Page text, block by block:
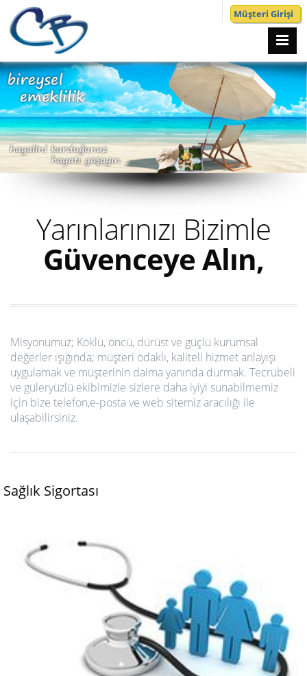
Müşteri Girişi
Yarınlarınızı Bizimle
Güvenceye Alın,
Misyonumuz; Köklü, öncü, dürüst ve güçlü kurumsal
değerler ışığında; müşteri odaklı, kaliteli hizmet anlayışı
uygulamak ve müşterinin daima yanında durmak. Tecrübeli
ve güleryüzlü ekibimizle sizlere daha iyiyi sunabilmemiz
için bize telefon,e-posta ve web sitemiz aracılığı ile
ulaşabilirsiniz.
Sağlık Sigortası